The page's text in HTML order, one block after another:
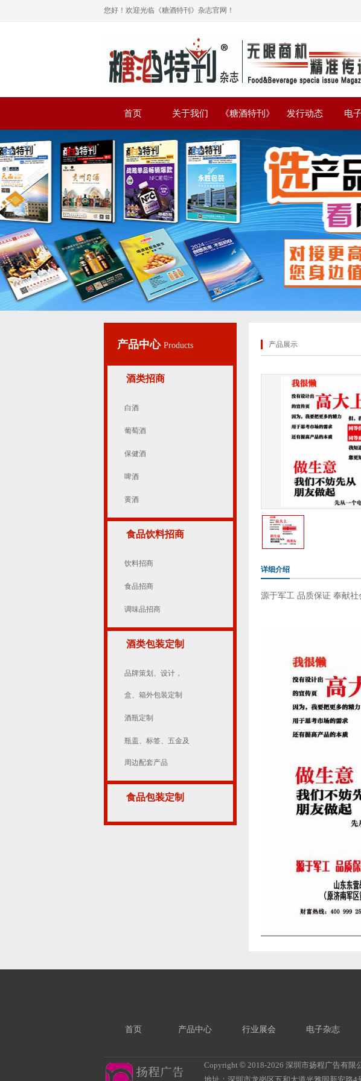
您好！欢迎光临《糖酒特刊》杂志官网！
首页 关于我们 《糖酒特刊》 发行动态 电
产品中心 Products
酒类招商
白酒
葡萄酒
保健酒
啤酒
黄酒
食品饮料招商
饮料招商
食品招商
调味品招商
酒类包装定制
品牌策划、设计，
盒、箱外包装定制
酒瓶定制
瓶盖、标签、五金及
周边配套产品
食品包装定制
产品展示
详细介绍
源于军工 品质保证 奉献
首页 产品中心 行业展会 电子杂志
Copyright © 2018-2026 深圳市扬程广告有限